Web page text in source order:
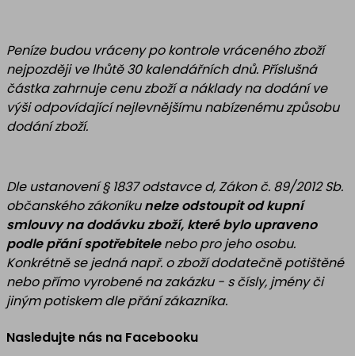
Peníze budou vráceny po kontrole vráceného zboží
nejpozději ve lhůtě 30 kalendářních dnů. Příslušná
částka zahrnuje cenu zboží a náklady na dodání ve
výši odpovídající nejlevnějšímu nabízenému způsobu
dodání zboží.
Dle ustanovení § 1837 odstavce d, Zákon č. 89/2012 Sb.
občanského zákoníkunelze odstoupit od kupní
smlouvy na dodávku zboží, které bylo upraveno
podle přání spotřebitelenebo pro jeho osobu.
Konkrétně se jedná např. o zboží dodatečně potištěné
nebo přímo vyrobené na zakázku - s čísly, jmény či
jiným potiskem dle přání zákazníka.
Nasledujte nás na Facebooku